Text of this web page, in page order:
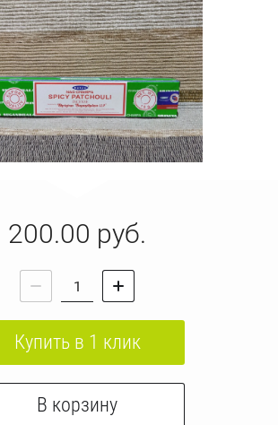
200.00 руб.
Купить в 1 клик
В корзину